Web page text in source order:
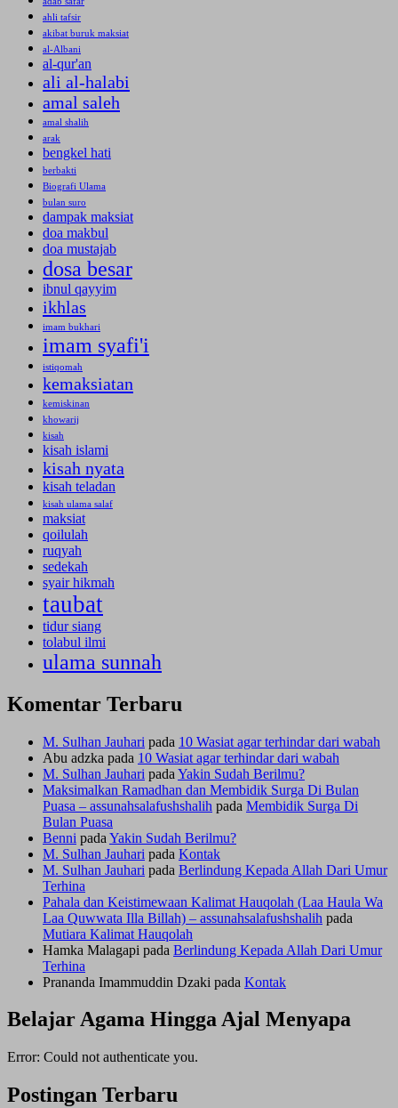
ahli tafsir
akibat buruk maksiat
al-Albani
al-qur'an
ali al-halabi
amal saleh
amal shalih
arak
bengkel hati
berbakti
Biografi Ulama
bulan suro
dampak maksiat
doa makbul
doa mustajab
dosa besar
ibnul qayyim
ikhlas
imam bukhari
imam syafi'i
istiqomah
kemaksiatan
kemiskinan
khowarij
kisah
kisah islami
kisah nyata
kisah teladan
kisah ulama salaf
maksiat
qoilulah
ruqyah
sedekah
syair hikmah
taubat
tidur siang
tolabul ilmi
ulama sunnah
Komentar Terbaru
M. Sulhan Jauhari pada 10 Wasiat agar terhindar dari wabah
Abu adzka pada 10 Wasiat agar terhindar dari wabah
M. Sulhan Jauhari pada Yakin Sudah Berilmu?
Maksimalkan Ramadhan dan Membidik Surga Di Bulan
Puasa – assunahsalafushshalih pada Membidik Surga Di
Bulan Puasa
Benni pada Yakin Sudah Berilmu?
M. Sulhan Jauhari pada Kontak
M. Sulhan Jauhari pada Berlindung Kepada Allah Dari Umur
Terhina
Pahala dan Keistimewaan Kalimat Hauqolah (Laa Haula Wa
Laa Quwwata Illa Billah) – assunahsalafushshalih pada
Mutiara Kalimat Hauqolah
Hamka Malagapi pada Berlindung Kepada Allah Dari Umur
Terhina
Prananda Imammuddin Dzaki pada Kontak
Belajar Agama Hingga Ajal Menyapa
Error: Could not authenticate you.
Postingan Terbaru